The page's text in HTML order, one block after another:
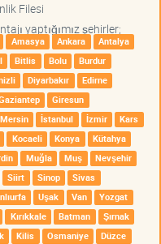
Filesi
yaptığımız şehirler;
Amasya Ankara
Antalya
Bitlis Bolu
Burdur
Diyarbakır
Edirne
Giresun
Mersin İstanbul İzmir
Kars
Kocaeli Konya
Kütahya
Muğla Muş
Nevşehir
Siirt Sinop
Sivas
Uşak Van
Yozgat
Kırıkkale Batman
Şırnak
Kilis Osmaniye Düzce